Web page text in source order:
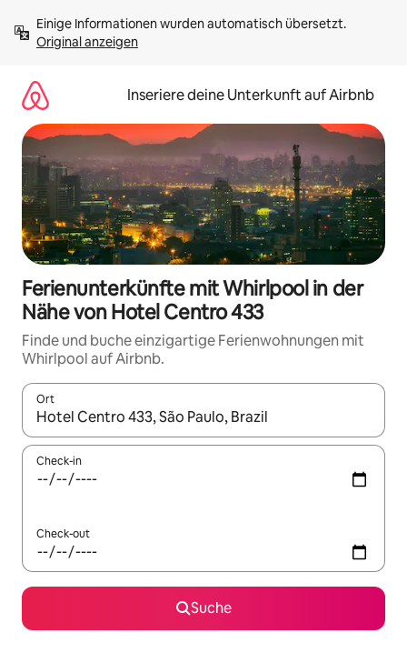
Inhalten
springenOriginal anzeigen
Inseriere deine Unterkunft auf Airbnb
Ferienunterkünfte mit Whirlpool in der
Nähe von Hotel Centro 433
Finde und buche einzigartige Ferienwohnungen mit
Whirlpool auf Airbnb.
Ort
Wenn Ergebnisse verfügbar sind, navigiere mit den
Check-in
Check-out
Suche